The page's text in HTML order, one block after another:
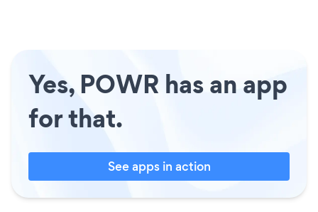
Yes, POWR has an app
for that.
See apps in action